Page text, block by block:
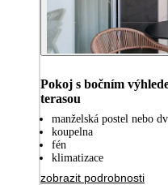
Pokoj s bočním
terasou
manželská postel nebo
koupelna
fén
klimatizace
zobrazit podrobnosti